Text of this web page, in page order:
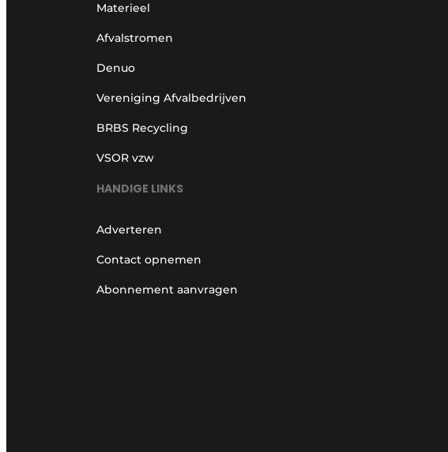
Materieel
Afvalstromen
Denuo
Vereniging Afvalbedrijven
BRBS Recycling
VSOR vzw
HANDIGE LINKS
Adverteren
Contact opnemen
Abonnement aanvragen